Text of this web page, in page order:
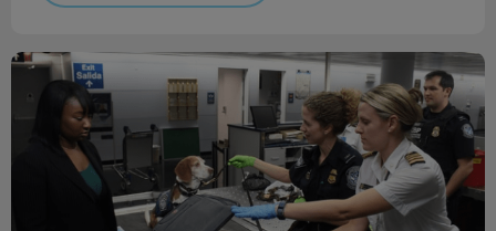
Met huisdier reizen na Brexit